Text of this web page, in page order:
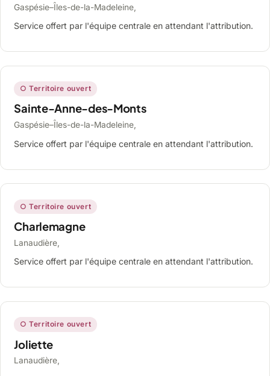
Gaspésie–Îles-de-la-Madeleine,
Service offert par l'équipe centrale en attendant l'attribution.
○ Territoire ouvert
Sainte-Anne-des-Monts
Gaspésie–Îles-de-la-Madeleine,
Service offert par l'équipe centrale en attendant l'attribution.
○ Territoire ouvert
Charlemagne
Lanaudière,
Service offert par l'équipe centrale en attendant l'attribution.
○ Territoire ouvert
Joliette
Lanaudière,